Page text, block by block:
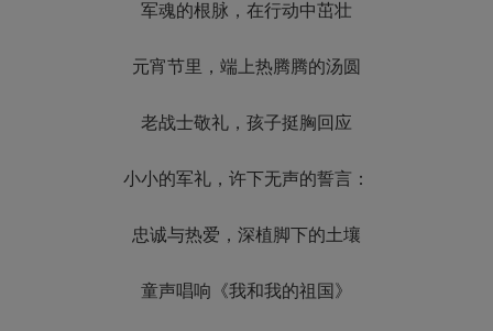
军魂的根脉，在行动中茁壮
元宵节里，端上热腾腾的汤圆
老战士敬礼，孩子挺胸回应
小小的军礼，许下无声的誓言：
忠诚与热爱，深植脚下的土壤
童声唱响《我和我的祖国》